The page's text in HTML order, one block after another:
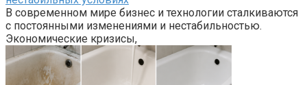
В современном мире бизнес и технологии сталкиваются
с постоянными изменениями и нестабильностью.
Экономические кризисы,